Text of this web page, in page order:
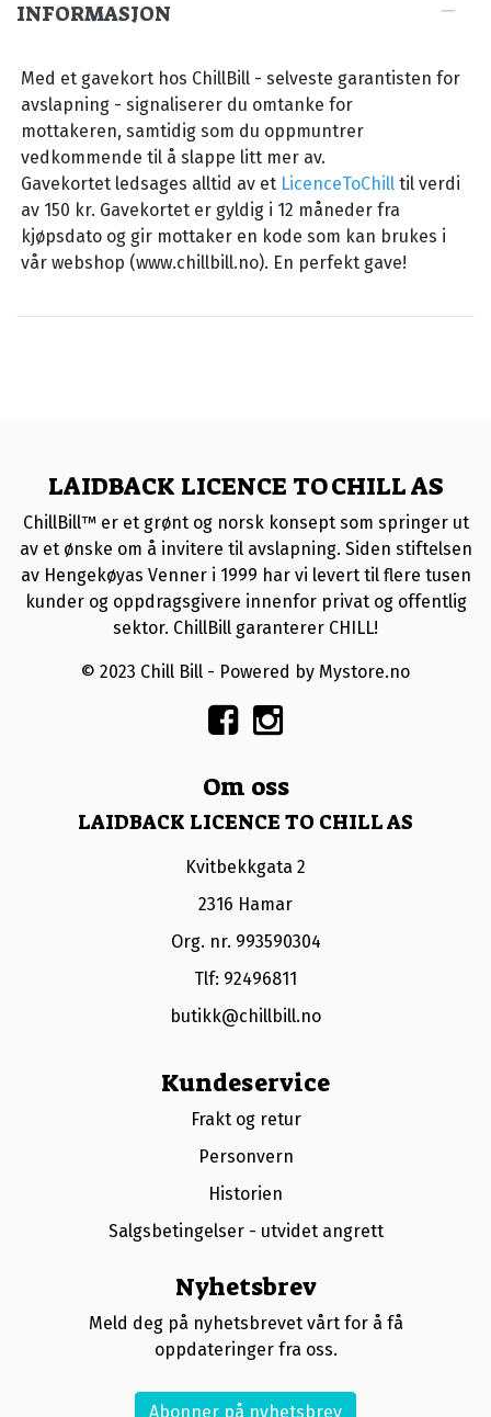
INFORMASJON
Med et gavekort hos ChillBill - selveste garantisten for
avslapning - signaliserer du omtanke for
mottakeren, samtidig som du oppmuntrer
vedkommende til å slappe litt mer av.
Gavekortet ledsages alltid av et LicenceToChill til verdi
av 150 kr. Gavekortet er gyldig i 12 måneder fra
kjøpsdato og gir mottaker en kode som kan brukes i
vår webshop (www.chillbill.no). En perfekt gave!
LAIDBACK LICENCE TO CHILL AS
ChillBill™ er et grønt og norsk konsept som springer ut
av et ønske om å invitere til avslapning. Siden stiftelsen
av Hengekøyas Venner i 1999 har vi levert til flere tusen
kunder og oppdragsgivere innenfor privat og offentlig
sektor. ChillBill garanterer CHILL!
© 2023 Chill Bill - Powered by Mystore.no
Om oss
LAIDBACK LICENCE TO CHILL AS
Kvitbekkgata 2
2316 Hamar
Org. nr. 993590304
Tlf: 92496811
butikk@chillbill.no
Kundeservice
Frakt og retur
Personvern
Historien
Salgsbetingelser - utvidet angrett
Nyhetsbrev
Meld deg på nyhetsbrevet vårt for å få
oppdateringer fra oss.
Abonner på nyhetsbrev